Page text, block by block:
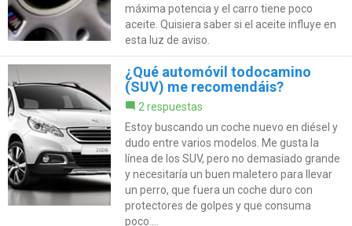
máxima potencia y el carro tiene poco
aceite. Quisiera saber si el aceite influye en
esta luz de aviso.
¿Qué automóvil todocamino
(SUV) me recomendáis?
2 respuestas
Estoy buscando un coche nuevo en diésel y
dudo entre varios modelos. Me gusta la
línea de los SUV, pero no demasiado grande
y necesitaría un buen maletero para llevar
un perro, que fuera un coche duro con
protectores de golpes y que consuma
poco....